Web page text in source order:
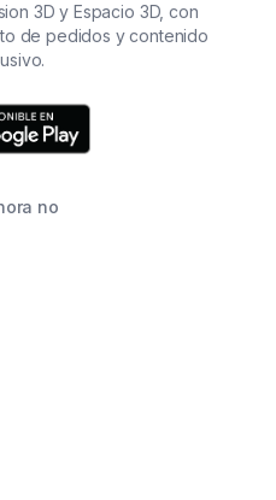
3D y Espacio 3D, con
de pedidos y contenido
no